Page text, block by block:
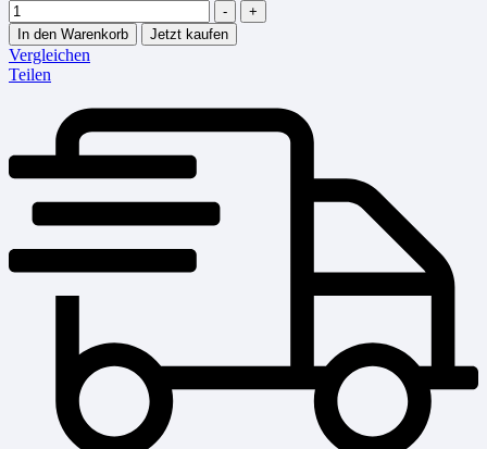
-
+
In den Warenkorb
Jetzt kaufen
Vergleichen
Teilen